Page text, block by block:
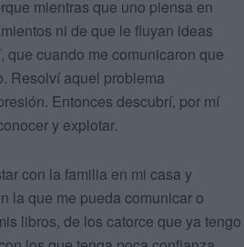
mientras que uno piensa en
ni de que le fluyan ideas
que cuando me comunicaron que
Resolví aquel problema
Entonces descubrí, por mí
y explotar.
con la familia en mi casa y
la que me pueda comunicar o
libros, de los catorce que ya tengo